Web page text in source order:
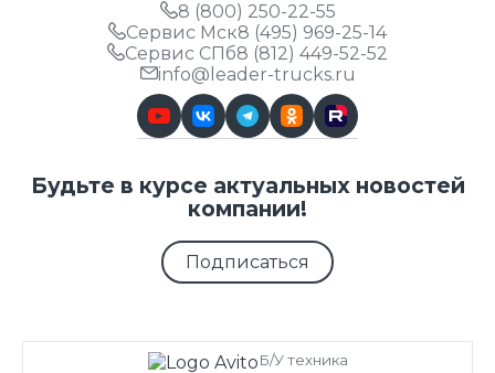
8 (800) 250-22-55
Сервис Мск8 (495) 969-25-14
Сервис СПб8 (812) 449-52-52
info@leader-trucks.ru
Будьте в курсе актуальных новостей
компании!
Подписаться
Б/У техника